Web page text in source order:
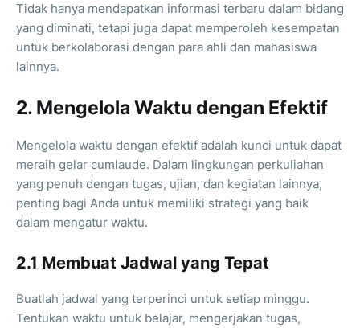
Tidak hanya mendapatkan informasi terbaru dalam bidang
yang diminati, tetapi juga dapat memperoleh kesempatan
untuk berkolaborasi dengan para ahli dan mahasiswa
lainnya.
2. Mengelola Waktu dengan Efektif
Mengelola waktu dengan efektif adalah kunci untuk dapat
meraih gelar cumlaude. Dalam lingkungan perkuliahan
yang penuh dengan tugas, ujian, dan kegiatan lainnya,
penting bagi Anda untuk memiliki strategi yang baik
dalam mengatur waktu.
2.1 Membuat Jadwal yang Tepat
Buatlah jadwal yang terperinci untuk setiap minggu.
Tentukan waktu untuk belajar, mengerjakan tugas,